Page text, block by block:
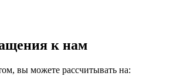
к нам
вы можете рассчитывать на: